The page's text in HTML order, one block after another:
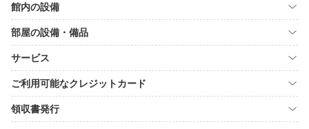
館内の設備
部屋の設備・備品
サービス
ご利用可能なクレジットカード
領収書発行